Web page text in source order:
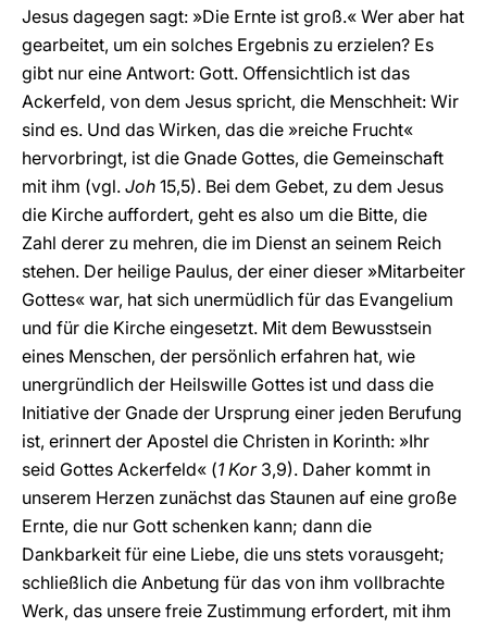
Jesus dagegen sagt: »Die Ernte ist groß.« Wer aber hat
gearbeitet, um ein solches Ergebnis zu erzielen? Es
gibt nur eine Antwort: Gott. Offensichtlich ist das
Ackerfeld, von dem Jesus spricht, die Menschheit: Wir
sind es. Und das Wirken, das die »reiche Frucht«
hervorbringt, ist die Gnade Gottes, die Gemeinschaft
mit ihm (vgl. Joh 15,5). Bei dem Gebet, zu dem Jesus
die Kirche auffordert, geht es also um die Bitte, die
Zahl derer zu mehren, die im Dienst an seinem Reich
stehen. Der heilige Paulus, der einer dieser »Mitarbeiter
Gottes« war, hat sich unermüdlich für das Evangelium
und für die Kirche eingesetzt. Mit dem Bewusstsein
eines Menschen, der persönlich erfahren hat, wie
unergründlich der Heilswille Gottes ist und dass die
Initiative der Gnade der Ursprung einer jeden Berufung
ist, erinnert der Apostel die Christen in Korinth: »Ihr
seid Gottes Ackerfeld« (1 Kor3,9). Daher kommt in
unserem Herzen zunächst das Staunen auf eine große
Ernte, die nur Gott schenken kann; dann die
Dankbarkeit für eine Liebe, die uns stets vorausgeht;
schließlich die Anbetung für das von ihm vollbrachte
Werk, das unsere freie Zustimmung erfordert, mit ihm